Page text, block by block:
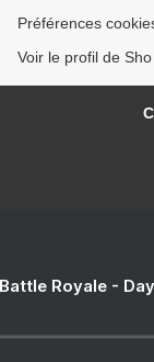
Préférences
Voir le profil de
Royale -